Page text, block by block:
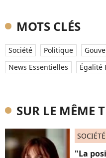
MOTS CLÉS
Société Politique
News Essentielles
Égalité
SUR LE MÊME
SOCIÉTÉ
"La